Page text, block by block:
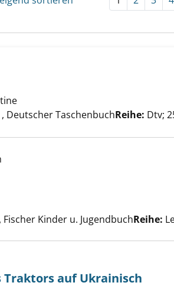
anzeigen
Deutscher TaschenbuchReihe: Dtv;
anzeigen
Kinder u. JugendbuchReihe:
Traktors auf Ukrainisch